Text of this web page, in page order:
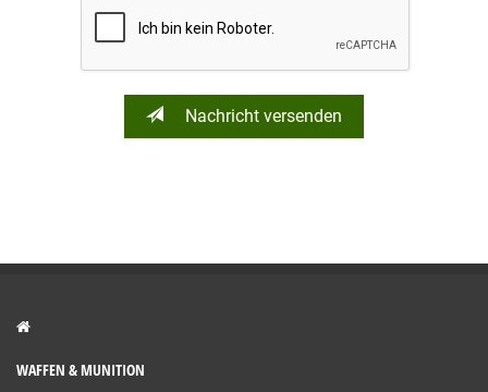
Nachricht versenden
WAFFEN & MUNITION